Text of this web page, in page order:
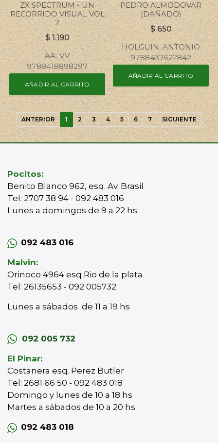
ZX SPECTRUM - UN
RECORRIDO VISUAL VOL
2
$1.190
AA. VV
9788418898297
AÑADIR AL CARRITO
PEDRO ALMODOVAR
(DAÑADO)
$650
HOLGUIN, ANTONIO
9788437622842
AÑADIR AL CARRITO
ANTERIOR 1 2 3 4 5 6 7 SIGUIENTE
Pocitos:
Benito Blanco 962, esq. Av. Brasil
Tel: 2707 38 94 - 092 483 016
Lunes a domingos de 9 a 22 hs
092 483 016
Malvin:
Orinoco 4964 esq Rio de la plata
Tel: 26135653 - 092 005732
Lunes a sábados de 11 a 19 hs
092 005 732
El Pinar:
Costanera esq. Perez Butler
Tel: 2681 66 50 - 092 483 018
Domingo y lunes de 10 a 18 hs
Martes a sábados de 10 a 20 hs
092 483 018